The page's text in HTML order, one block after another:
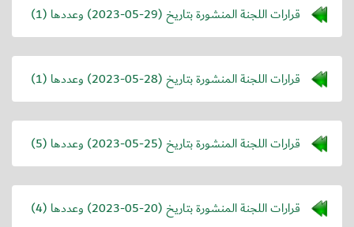
قرارات اللجنة المنشورة بتاريخ (2023-05-29) وعددها (1)
قرارات اللجنة المنشورة بتاريخ (2023-05-28) وعددها (1)
قرارات اللجنة المنشورة بتاريخ (2023-05-25) وعددها (5)
قرارات اللجنة المنشورة بتاريخ (2023-05-20) وعددها (4)